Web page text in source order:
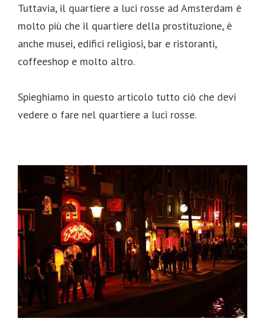
Tuttavia, il quartiere a luci rosse ad Amsterdam è
molto più che il quartiere della prostituzione, è
anche musei, edifici religiosi, bar e ristoranti,
coffeeshop e molto altro.
Spieghiamo in questo articolo tutto ciò che devi
vedere o fare nel quartiere a luci rosse.